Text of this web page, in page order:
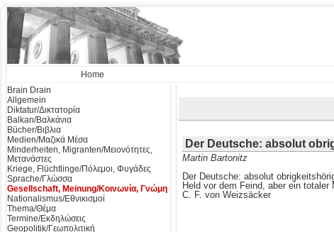
Home
Brain Drain
Allgemein
Diktatur/Δικτατορία
Balkan/Βαλκάνια
Bücher/Βιβλια
Medien/Μαζικά Μέσα
Minderheiten, Migranten/Μειονότητες,
Μετανάστες
Kriege, Flüchtlinge/Πόλεμοι, Φυγάδες
Sprache/Γλώσσα
Gesellschaft, Meinung/Κοινωνία, Γνώμη
Nationalismus/Εθνικισμοί
Thema/Θέμα
Termine/Εκδηλώσεις
Geopolitik/Γεωπολιτική
Der Deutsche: absolut
Martin Bartonitz
Der Deutsche: absolut
Held vor dem Feind, aber ein totaler
C. F. von Weizsäcker